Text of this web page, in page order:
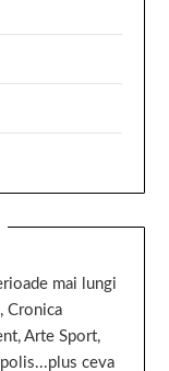
mai lungi
Cronica
Arte Sport,
ceva